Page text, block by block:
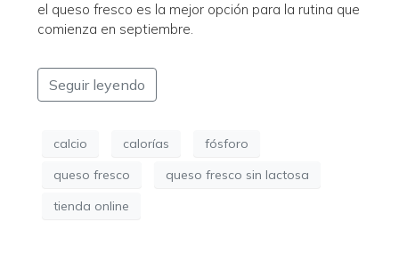
el queso fresco es la mejor opción para la rutina que
comienza en septiembre.
Seguir leyendo
calcio calorías
fósforo
queso fresco
queso fresco sin lactosa
tienda online